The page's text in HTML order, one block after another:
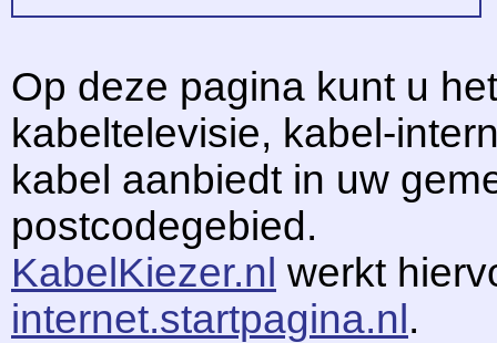
Op deze pagina kunt u
kabeltelevisie, kabel-
kabel aanbiedt in uw
postcodegebied.
KabelKiezer.nl werkt
internet.startpagina.nl.